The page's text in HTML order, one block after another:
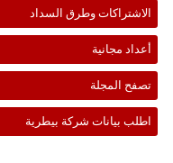
الاشتراكات وطرق السداد
أعداد مجانية
تصفح المجلة
اطلب بيانات شركة بيطرية